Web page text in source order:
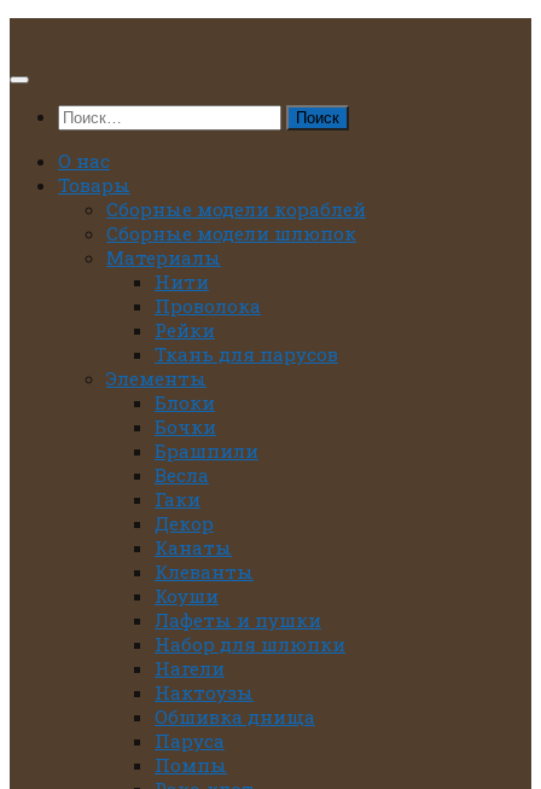
содержимому
Найти:
О нас
Товары
Сборные модели кораблей
Сборные модели шлюпок
Материалы
Нити
Проволока
Рейки
Ткань для парусов
Элементы
Блоки
Бочки
Брашпили
Весла
Гаки
Декор
Канаты
Клеванты
Коуши
Лафеты и пушки
Набор для шлюпки
Нагели
Нактоузы
Обшивка днища
Паруса
Помпы